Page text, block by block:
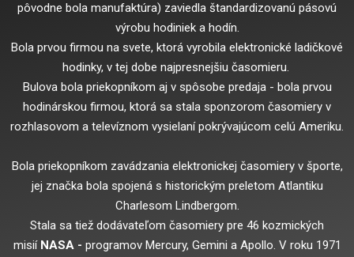
pôvodne bola manufaktúra) zaviedla štandardizovanú pásovú
výrobu hodiniek a hodín.
Bola prvou firmou na svete, ktorá vyrobila elektronické ladičkové
hodinky, v tej dobe najpresnejšiu časomieru.
Bulova bola priekopníkom aj v spôsobe predaja - bola prvou
hodinárskou firmou, ktorá sa stala sponzorom časomiery v
rozhlasovom a televíznom vysielaní pokrývajúcom celú Ameriku.
Bola priekopníkom zavádzania elektronickej časomiery v športe,
jej značka bola spojená s historickým preletom Atlantiku
Charlesom Lindbergom.
Stala sa tiež dodávateľom časomiery pre 46 kozmických
misií NASA - programov Mercury, Gemini a Apollo. V roku 1971